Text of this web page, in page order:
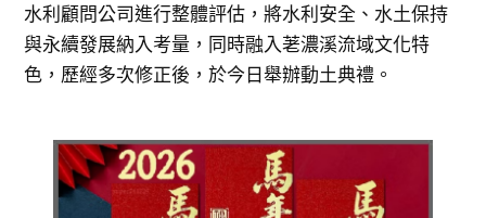
水利顧問公司進行整體評估，將水利安全、水土保持
與永續發展納入考量，同時融入荖濃溪流域文化特
色，歷經多次修正後，於今日舉辦動土典禮。